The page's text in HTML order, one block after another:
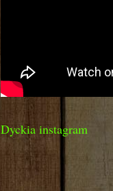
Dyckia instagram